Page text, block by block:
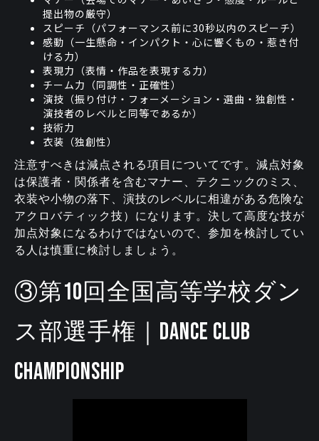
提出物の厳守）
スピーチ（パフォーマンス前に30秒以内のスピーチ）
感動（一生懸命・インパクト・心に響くもの・惹き付
ける力）
表現力（表情・作品を表現する力）
チーム力（同調性・正確性）
演技（振り付け・フォーメーション・選曲・独創性・
演技者のレベルと同等であるか）
技術力
衣装（独創性）
注意すべきは減点される項目についてです。減点対象
は保護者・関係者を含むマナー、テクニックのミス、
衣装や小物の落下、演技のレベルに相違がある危険な
アクロバティック技）になります。決して高度な技が
加点対象になるわけではないので、参加を検討してい
る人は慎重に検討しましょう。
③第10回全国高等学校ダン
ス部選手権｜DANCE CLUB
CHAMPIONSHIP